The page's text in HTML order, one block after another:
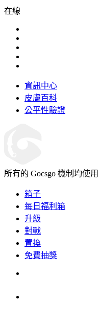
在線
資訊中心
皮膚百科
公平性驗證
所有的 Gocsgo 機制均使用
箱子
每日福利箱
升級
對戰
置換
免費抽獎